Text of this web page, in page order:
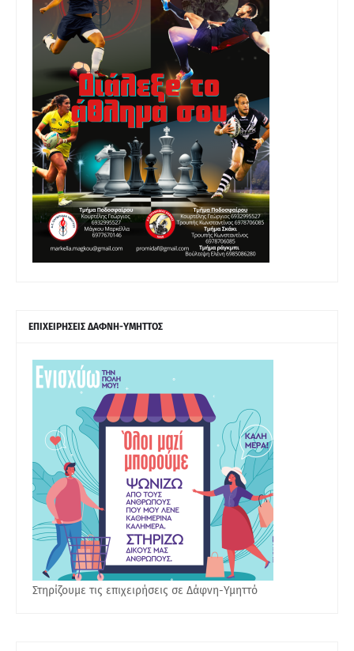
ΕΠΙΧΕΙΡΗΣΕΙΣ ΔΑΦΝΗ-ΥΜΗΤΤΟΣ
Στηρίζουμε τις επιχειρήσεις σε Δάφνη-Υμηττό